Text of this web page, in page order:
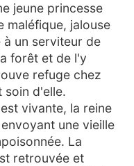
jeune princesse
maléfique, jalouse
à un serviteur de
forêt et de l'y
refuge chez
soin d'elle.
vivante, la reine
une vieille
La
retrouvée et